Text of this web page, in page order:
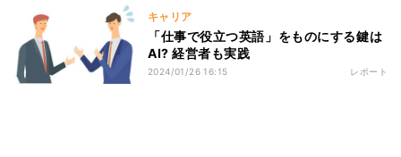
キャリア
「仕事で役立つ英語」をものにする鍵は
AI? 経営者も実践
2024/01/26 16:15 レポート